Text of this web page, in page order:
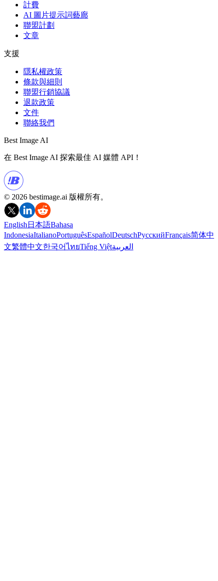
計費
AI 圖片提示詞藝廊
聯盟計劃
文章
支援
隱私權政策
條款與細則
聯盟行銷協議
退款政策
文件
聯絡我們
Best Image AI
在 Best Image AI 探索最佳 AI 媒體 API！
© 2026 bestimage.ai 版權所有。
English 日本語Bahasa
IndonesiaItalianoPortuguêsEspañolDeutschРусскийFrançais简体中
文繁體中文한국어ไทยTiếng Việtالعربية